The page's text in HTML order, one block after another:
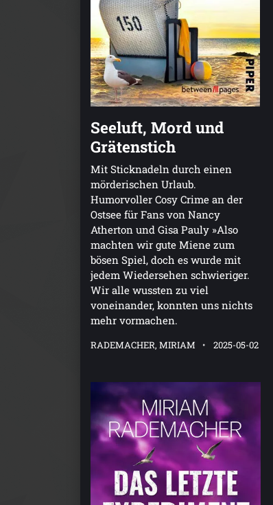
Seeluft, Mord und
Grätenstich
Mit Sticknadeln durch einen
mörderischen Urlaub.
Humorvoller Cosy Crime an der
Ostsee für Fans von Nancy
Atherton und Gisa Pauly »Also
machten wir gute Miene zum
bösen Spiel, doch es wurde mit
jedem Wiedersehen schwieriger.
Wir alle wussten zu viel
voneinander, konnten uns nichts
mehr vormachen.
RADEMACHER, MIRIAM 2025-05-02